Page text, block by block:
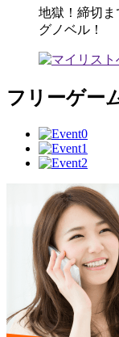
地獄！締切ま
グノベル！
フリーゲー